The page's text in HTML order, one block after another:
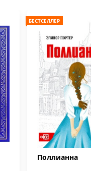
БЕСТСЕЛЛЕР
Поллианна